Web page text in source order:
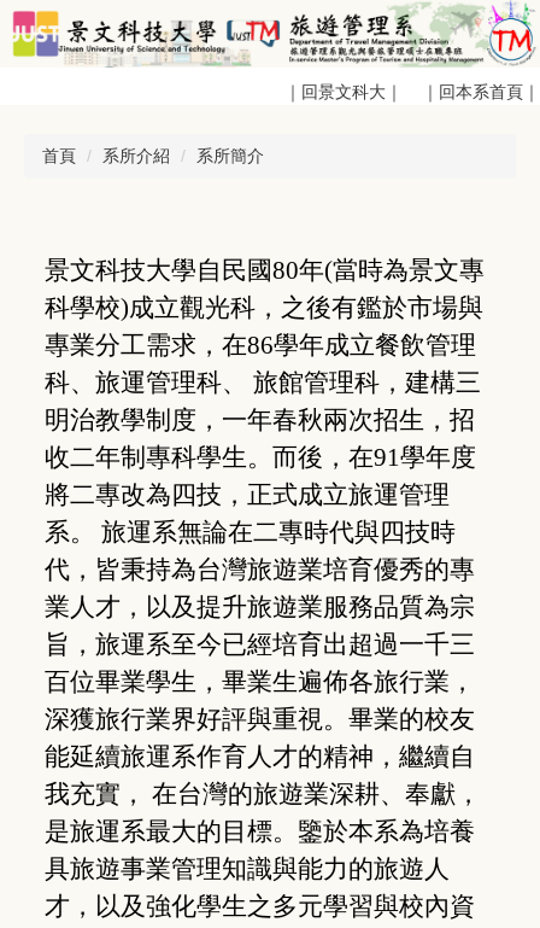
跳
到
｜回景文科大｜ ｜回本系首頁｜
首頁 系所介紹 系所簡介
景文科技大學自民國80年(當時為景文專
科學校)成立觀光科，之後有鑑於市場與
專業分工需求，在86學年成立餐飲管理
科、旅運管理科、 旅館管理科，建構三
明治教學制度，一年春秋兩次招生，招
收二年制專科學生。而後，在91學年度
將二專改為四技，正式成立旅運管理
系。 旅運系無論在二專時代與四技時
代，皆秉持為台灣旅遊業培育優秀的專
業人才，以及提升旅遊業服務品質為宗
旨，旅運系至今已經培育出超過一千三
百位畢業學生，畢業生遍佈各旅行業，
深獲旅行業界好評與重視。畢業的校友
能延續旅運系作育人才的精神，繼續自
我充實， 在台灣的旅遊業深耕、奉獻，
是旅運系最大的目標。鑒於本系為培養
具旅遊事業管理知識與能力的旅遊人
才，以及強化學生之多元學習與校內資